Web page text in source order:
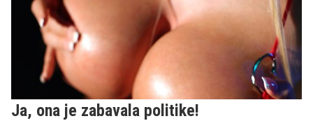
Ja, ona je zabavala politike!